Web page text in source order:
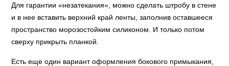
Для гарантии «незатекания», можно сделать штробу в стене
и в нее вставить верхний край ленты, заполнив оставшееся
пространство морозостойким силиконом. И только потом
сверху прикрыть планкой.
Есть еще один вариант оформления бокового примыкания,